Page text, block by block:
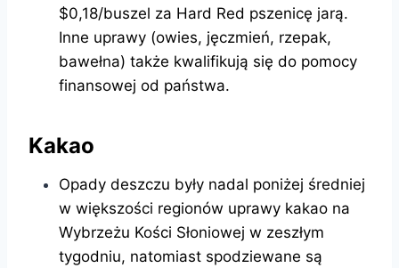
$0,18/buszel za Hard Red pszenicę jarą.
Inne uprawy (owies, jęczmień, rzepak,
bawełna) także kwalifikują się do pomocy
finansowej od państwa.
Kakao
Opady deszczu były nadal poniżej średniej
w większości regionów uprawy kakao na
Wybrzeżu Kości Słoniowej w zeszłym
tygodniu, natomiast spodziewane są